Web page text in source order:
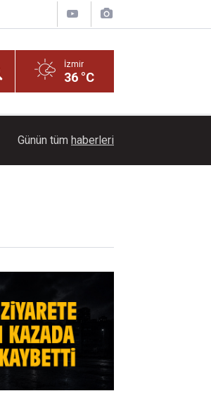
İzmir
36 °C
Balçova’dan belediyeye pankart tepkisi
Günün tüm haberleri